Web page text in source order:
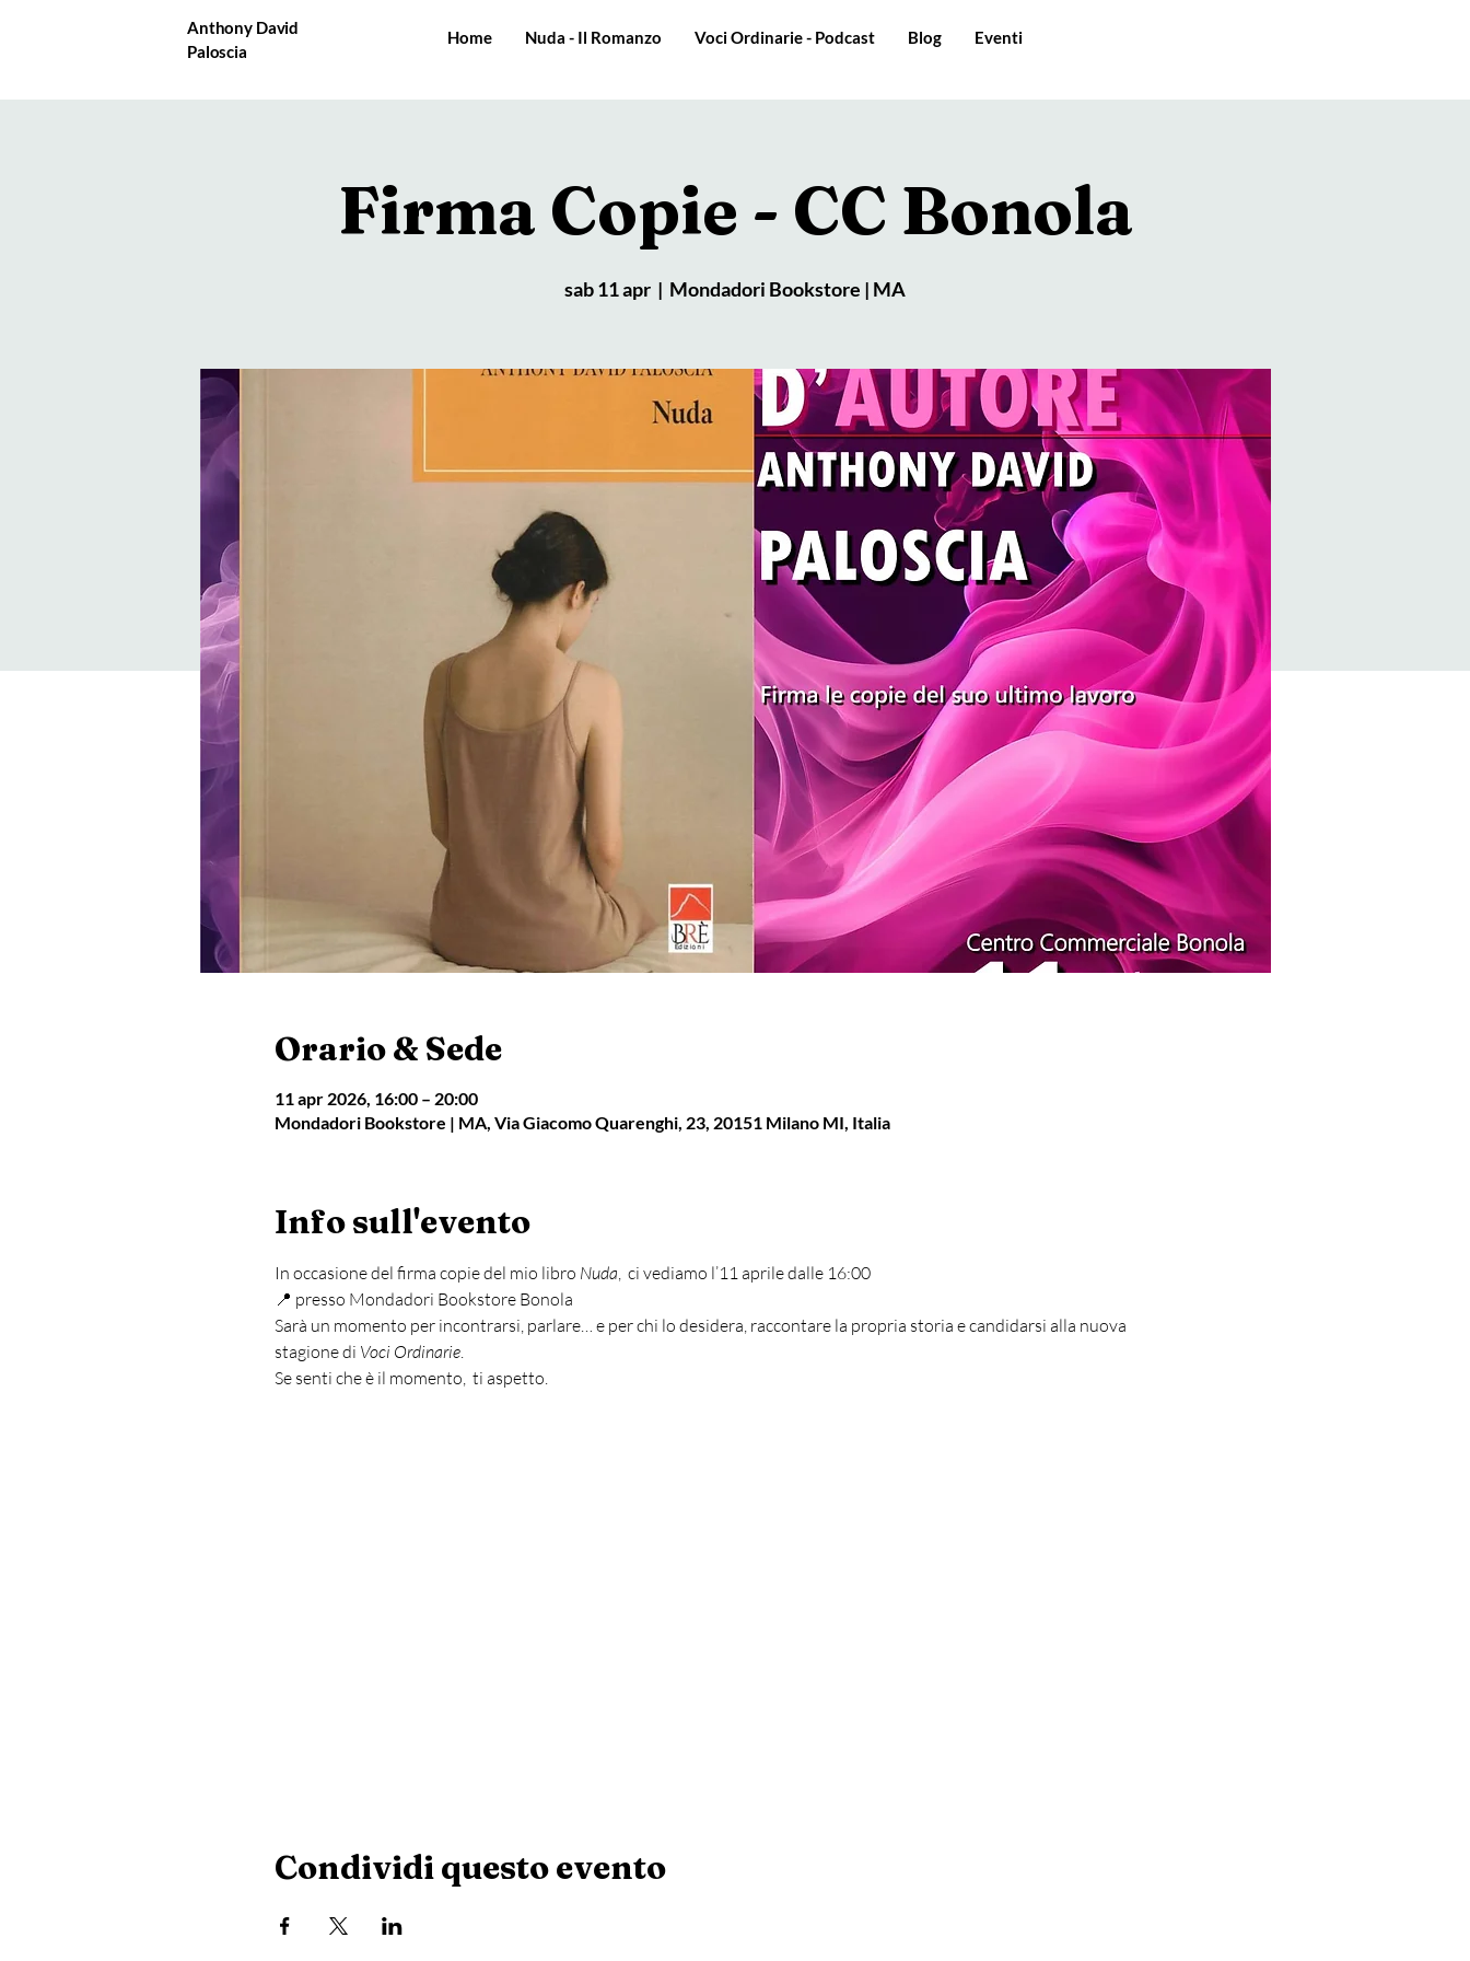
Anthony David
Paloscia
Home Nuda - Il Romanzo Voci Ordinarie - Podcast Blog Eventi
Firma Copie - CC Bonola
sab 11 apr
  |
Mondadori Bookstore | MA
Orario & Sede
11 apr 2026, 16:00 – 20:00
Mondadori Bookstore | MA, Via Giacomo Quarenghi, 23, 20151 Milano MI, Italia
Info sull'evento
In occasione del firma copie del mio libro Nuda,  ci vediamo l’11 aprile dalle 16:00
📍 presso Mondadori Bookstore Bonola
Sarà un momento per incontrarsi, parlare… e per chi lo desidera, raccontare la propria storia e candidarsi alla nuova
stagione di Voci Ordinarie.
Se senti che è il momento,  ti aspetto.
Condividi questo evento